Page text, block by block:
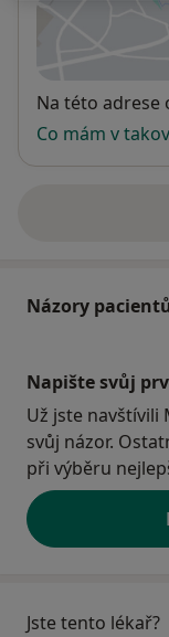
Dostupnost
Na této adrese
Co mám v
Názory
Napište svůj
Už jste navštívili
svůj názor.
při výběru
Jste tento lékař?